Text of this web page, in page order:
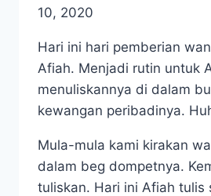
10, 2020
Hari ini hari pemberian
Afiah. Menjadi rutin untuk
menuliskannya di dalam
kewangan peribadinya.
Mula-mula kami kirakan
dalam beg dompetnya.
tuliskan. Hari ini Afiah tulis